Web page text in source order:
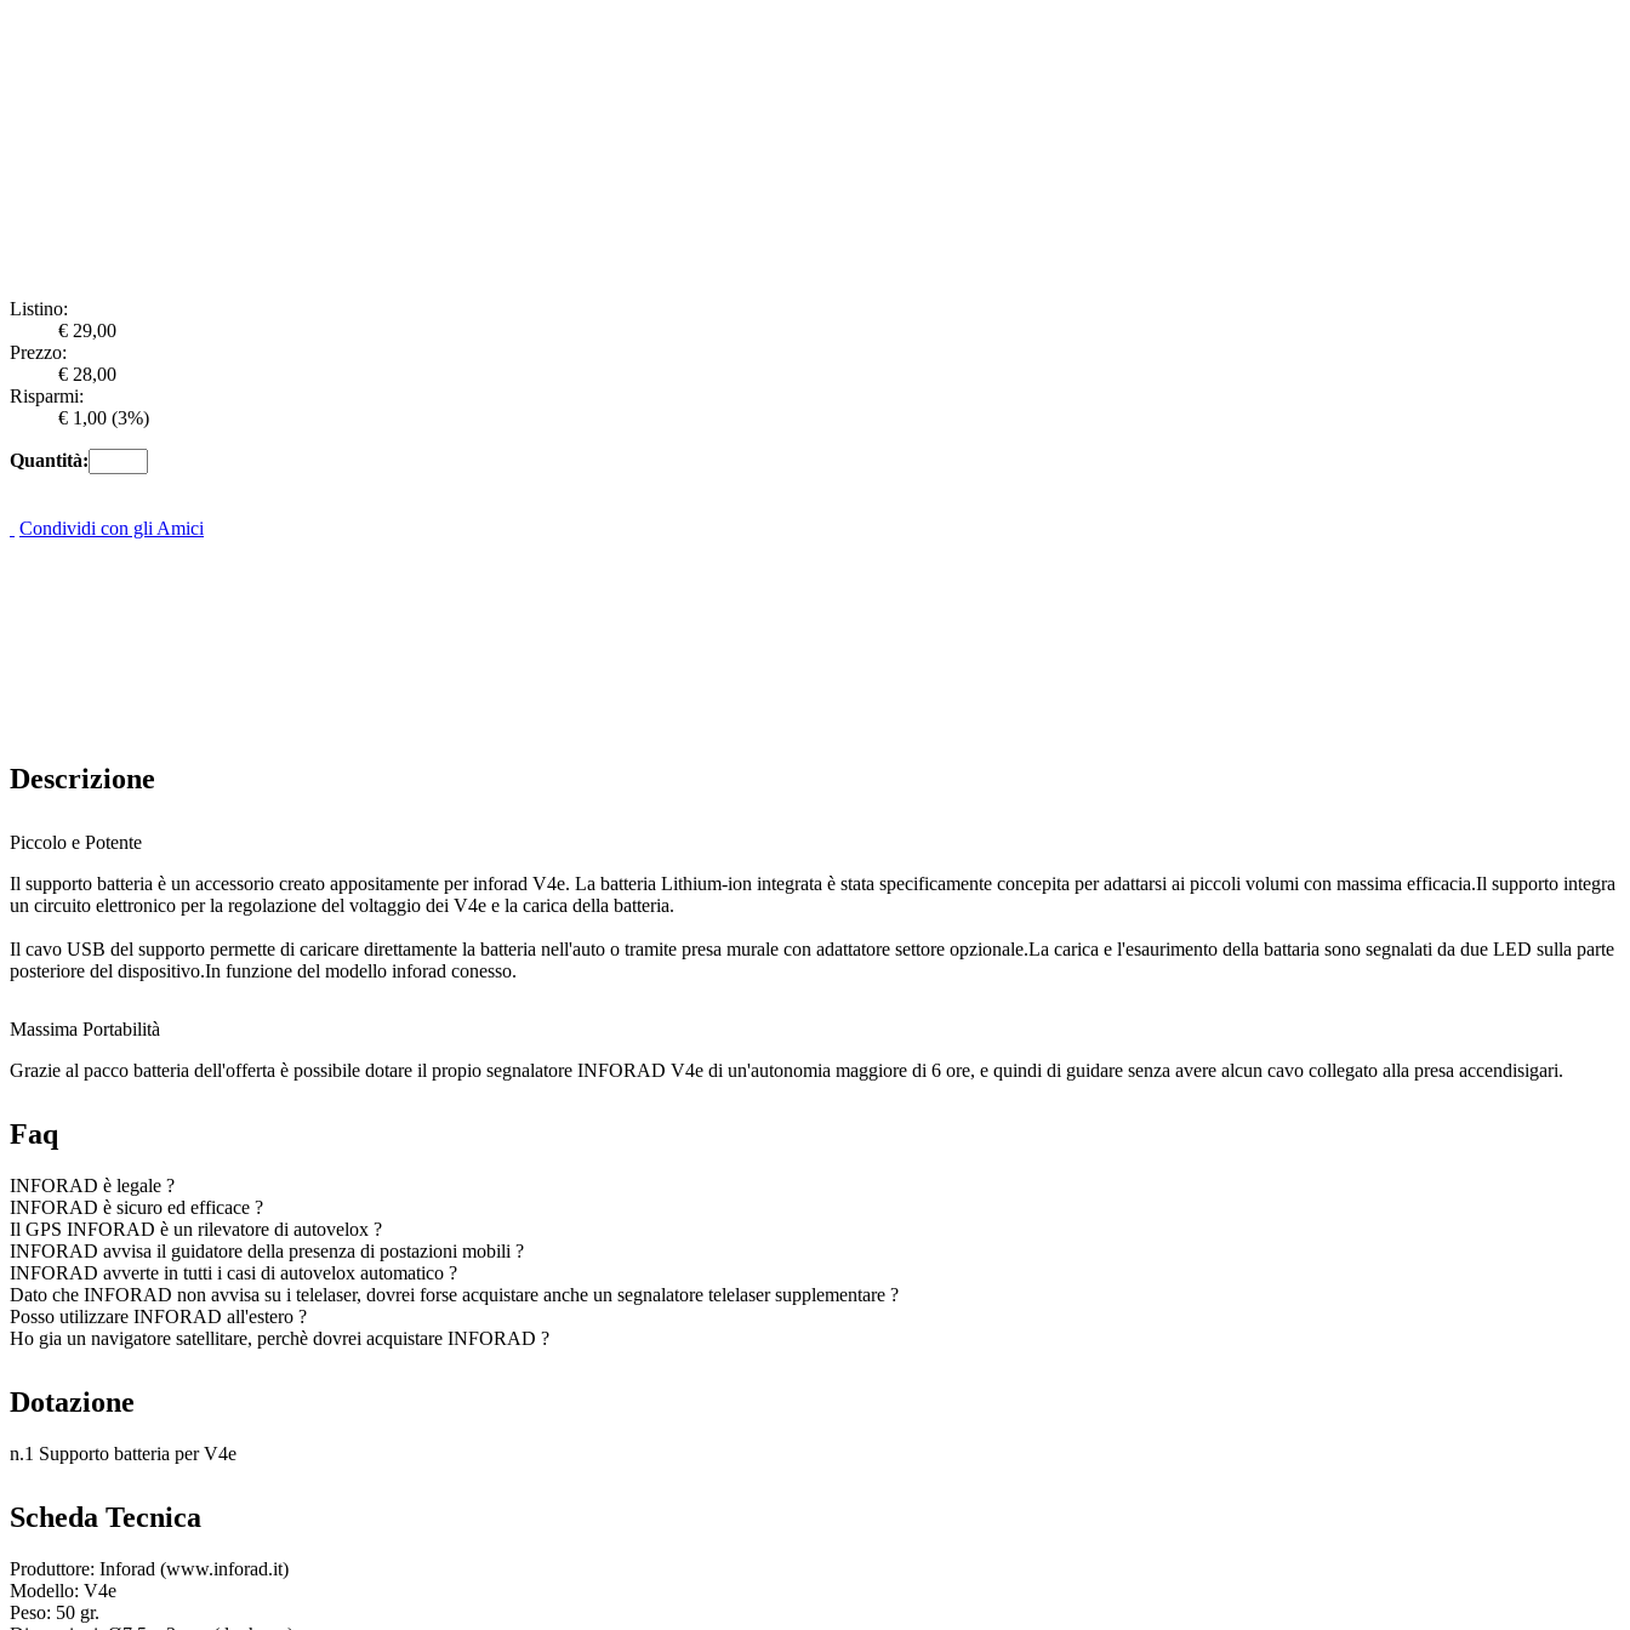
Listino:
€ 29,00
Prezzo:
€ 28,00
Risparmi:
€ 1,00 (3%)
Quantità:
Condividi con gli Amici
Descrizione
Piccolo e Potente
Il supporto batteria è un accessorio creato appositamente per inforad V4e. La batteria Lithium-ion integrata è stata specificamente concepita per adattarsi ai piccoli volumi con massima efficacia.Il supporto integra
un circuito elettronico per la regolazione del voltaggio dei V4e e la carica della batteria.
Il cavo USB del supporto permette di caricare direttamente la batteria nell'auto o tramite presa murale con adattatore settore opzionale.La carica e l'esaurimento della battaria sono segnalati da due LED sulla parte
posteriore del dispositivo.In funzione del modello inforad conesso.
Massima Portabilità
Grazie al pacco batteria dell'offerta è possibile dotare il propio segnalatore INFORAD V4e di un'autonomia maggiore di 6 ore, e quindi di guidare senza avere alcun cavo collegato alla presa accendisigari.
Faq
INFORAD è legale ?
INFORAD è sicuro ed efficace ?
Il GPS INFORAD è un rilevatore di autovelox ?
INFORAD avvisa il guidatore della presenza di postazioni mobili ?
INFORAD avverte in tutti i casi di autovelox automatico ?
Dato che INFORAD non avvisa su i telelaser, dovrei forse acquistare anche un segnalatore telelaser supplementare ?
Posso utilizzare INFORAD all'estero ?
Ho gia un navigatore satellitare, perchè dovrei acquistare INFORAD ?
Dotazione
n.1 Supporto batteria per V4e
Scheda Tecnica
Produttore: Inforad (www.inforad.it)
Modello: V4e
Peso: 50 gr.